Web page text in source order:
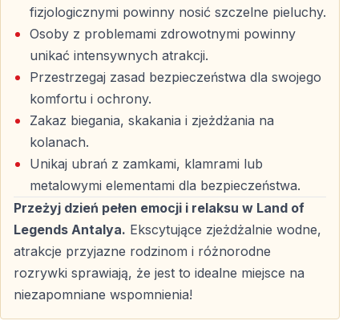
Zarezerwuj wycieczkę do Parku Wodnego Land of
Legends z Kemer i dodaj swojej podróży wyjątkowe,
niezapomniane przeżycie.
Najczęściej zadawane pytania
Czy odbiór z hoteli w Kemer jest wliczony w
Tak — zapewniamy odbiór i powrót do hoteli w Kemer.
Czy bilet wstępu do Parku Wodnego Land of
Legends jest w cenie?
Tak — bilet wstępu z nieograniczonym dostępem do
atrakcji jest wliczony.
fizjologicznymi powinny nosić szczelne pieluchy.
Osoby z problemami zdrowotnymi powinny
unikać intensywnych atrakcji.
Przestrzegaj zasad bezpieczeństwa dla swojego
komfortu i ochrony.
Zakaz biegania, skakania i zjeżdżania na
kolanach.
Unikaj ubrań z zamkami, klamrami lub
metalowymi elementami dla bezpieczeństwa.
Przeżyj dzień pełen emocji i relaksu w Land of
Legends Antalya. Ekscytujące zjeżdżalnie wodne,
atrakcje przyjazne rodzinom i różnorodne
rozrywki sprawiają, że jest to idealne miejsce na
niezapomniane wspomnienia!